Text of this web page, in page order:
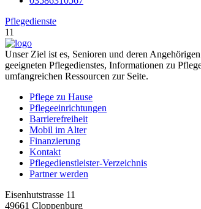
Pflegedienste
11
Unser Ziel ist es, Senioren und deren
geeigneten Pflegedienstes, Informationen zu
umfangreichen Ressourcen zur Seite.
Pflege zu Hause
Pflegeeinrichtungen
Barrierefreiheit
Mobil im Alter
Finanzierung
Kontakt
Pflegedienstleister-Verzeichnis
Partner werden
Eisenhutstrasse 11
49661 Cloppenburg